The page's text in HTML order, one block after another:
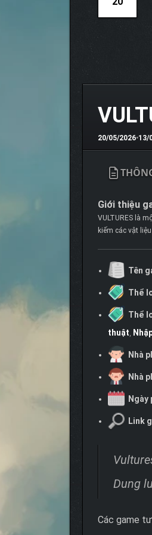
20/05/2026•13/
Giới thiệu
VULTURES là
kiếm các vật
Tên
Thể
Thể
thuật
Nhà
Nhà
Ngày
Link
Dung
Các game